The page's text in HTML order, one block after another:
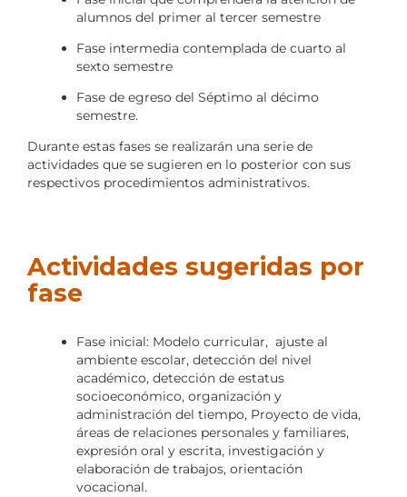
alumnos del primer al tercer semestre
Fase intermedia contemplada de cuarto al
sexto semestre
Fase de egreso del Séptimo al décimo
semestre.
Durante estas fases se realizarán una serie de
actividades que se sugieren en lo posterior con sus
respectivos procedimientos administrativos.
Actividades sugeridas por
fase
Fase inicial: Modelo curricular, ajuste al
ambiente escolar, detección del nivel
académico, detección de estatus
socioeconómico, organización y
administración del tiempo, Proyecto de vida,
áreas de relaciones personales y familiares,
expresión oral y escrita, investigación y
elaboración de trabajos, orientación
vocacional.